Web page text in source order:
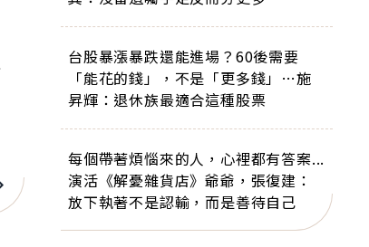
台股暴漲暴跌還能進場？60後需要
「能花的錢」，不是「更多錢」…施
昇輝：退休族最適合這種股票
每個帶著煩惱來的人，心裡都有答案...
演活《解憂雜貨店》爺爺，張復建：
放下執著不是認輸，而是善待自己